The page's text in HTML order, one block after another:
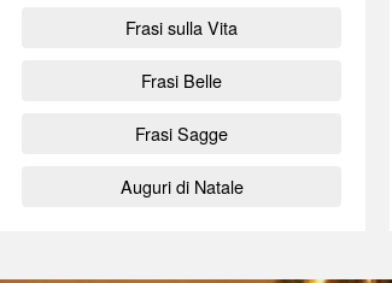
Frasi sulla Vita
Frasi Belle
Frasi Sagge
Auguri di Natale